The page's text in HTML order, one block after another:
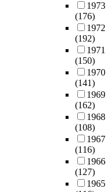
1973
(176)
1972
(192)
1971
(150)
1970
(141)
1969
(162)
1968
(108)
1967
(116)
1966
(127)
1965